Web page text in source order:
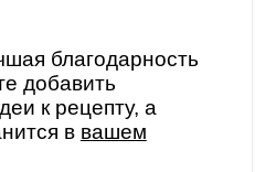
благодарность
добавить
к рецепту, а
в вашем